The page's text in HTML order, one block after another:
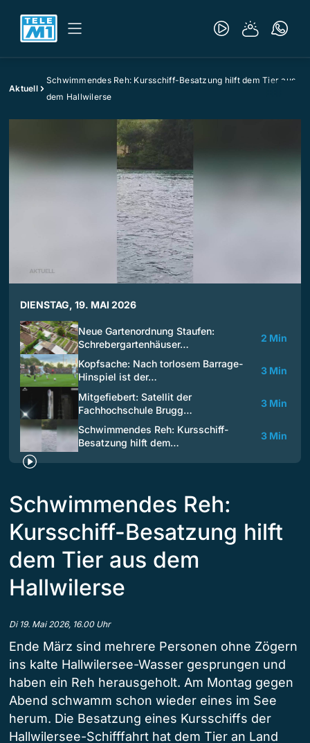
Aktuell
Schwimmendes Reh: Kursschiff-Besatzung hilft dem Tier aus
dem Hallwilerse
DIENSTAG, 19. MAI 2026
Neue Gartenordnung Staufen:
Schrebergartenhäuser…
2 Min
Kopfsache: Nach torlosem Barrage-
Hinspiel ist der…
3 Min
Mitgefiebert: Satellit der
Fachhochschule Brugg…
3 Min
Schwimmendes Reh: Kursschiff-
Besatzung hilft dem…
3 Min
Schwimmendes Reh:
Kursschiff-Besatzung hilft
dem Tier aus dem
Hallwilerse
Di 19. Mai 2026, 16.00 Uhr
Ende März sind mehrere Personen ohne Zögern
ins kalte Hallwilersee-Wasser gesprungen und
haben ein Reh herausgeholt. Am Montag gegen
Abend schwamm schon wieder eines im See
herum. Die Besatzung eines Kursschiffs der
Hallwilersee-Schifffahrt hat dem Tier an Land